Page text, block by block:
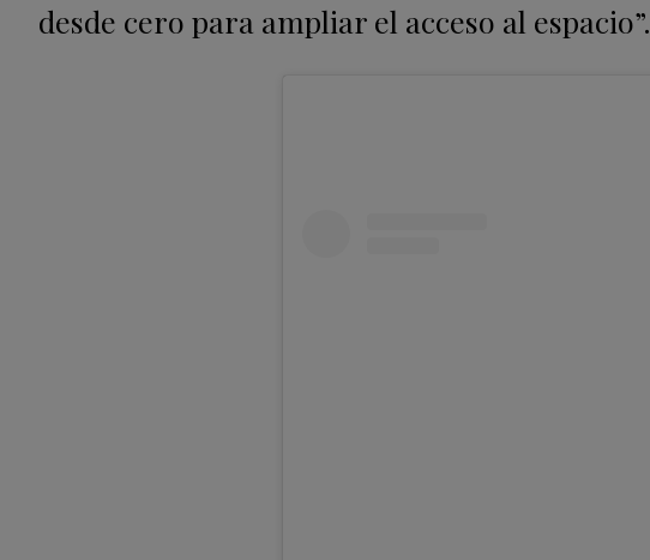
desde cero para ampliar el acceso al espacio”.